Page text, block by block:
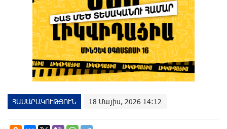
ՀԱՍԱՐԱԿՈՒԹՅՈՒՆ 18 Մայիս, 2026 14:12